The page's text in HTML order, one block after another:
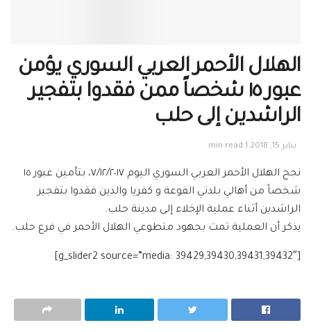
الهلال الأحمر العربي السوري يؤمن
عبور ١٥ شخصاً ممن فقدوا بتفجير
الراشدين إلى حلب
يناير 15, 2018 1 min read
نجح الهلال الأحمر العربي السوري اليوم ٧/١٢/٢٠١٧، بتأمين عبور ١٥
شخصاً من أهالي بلدتي الفوعة و كفريا والذين فقدوا بتفجير
الراشدين أثناء عملية الإخلاء إلى مدينة حلب.
يذكر أن العملية تمت بجهود متطوعي الهلال الأحمر في فرع حلب.
[g_slider2 source=”media: 39429,39430,39431,39432″]